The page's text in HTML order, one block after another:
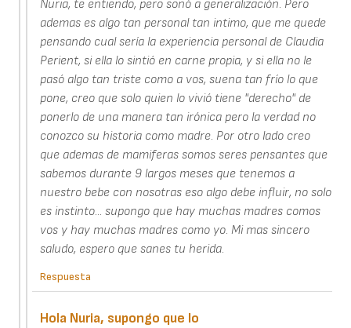
Nuria, te entiendo, pero sonó a generalización. Pero
ademas es algo tan personal tan intimo, que me quede
pensando cual sería la experiencia personal de Claudia
Perient, si ella lo sintió en carne propia, y si ella no le
pasó algo tan triste como a vos, suena tan frío lo que
pone, creo que solo quien lo vivió tiene "derecho" de
ponerlo de una manera tan irónica pero la verdad no
conozco su historia como madre. Por otro lado creo
que ademas de mamiferas somos seres pensantes que
sabemos durante 9 largos meses que tenemos a
nuestro bebe con nosotras eso algo debe influir, no solo
es instinto... supongo que hay muchas madres comos
vos y hay muchas madres como yo. Mi mas sincero
saludo, espero que sanes tu herida.
Respuesta
Hola Nuria, supongo que lo